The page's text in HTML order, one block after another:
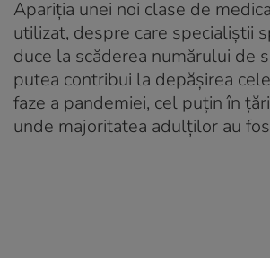
Apariția unei noi clase de
utilizat, despre care specialiștii
duce la scăderea numărului de
putea contribui la depășirea
faze a pandemiei, cel puțin în
unde majoritatea adulților au